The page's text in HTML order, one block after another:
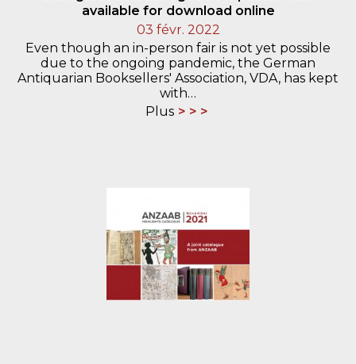
available for download online
03 févr. 2022
Even though an in-person fair is not yet possible
due to the ongoing pandemic, the German
Antiquarian Booksellers' Association, VDA, has kept
with…
Plus